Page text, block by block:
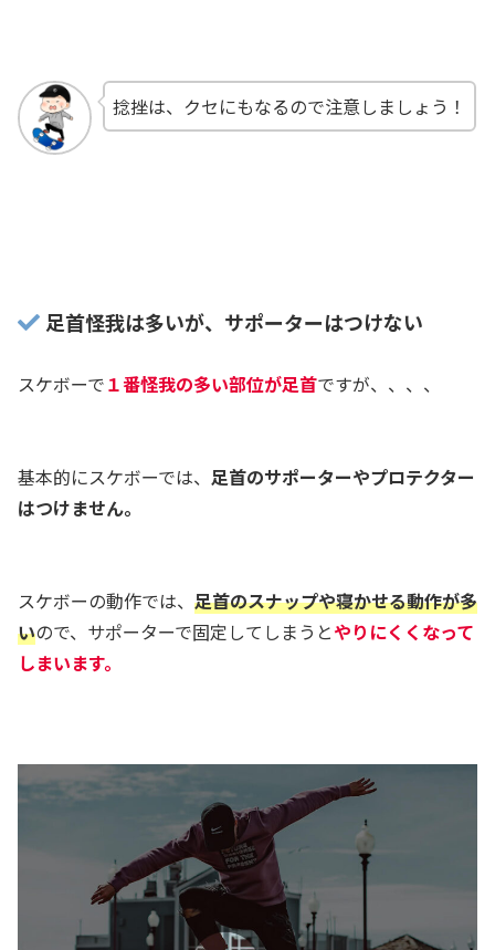
捻挫は、クセにもなるので注意しましょう！
足首怪我は多いが、サポーターはつけない
スケボーで１番怪我の多い部位が足首ですが、、、、
基本的にスケボーでは、 足首のサポーターやプロテクター
はつけません。
スケボーの動作では、 足首のスナップや寝かせる動作が多
いので、サポーターで固定してしまうとやりにくくなって
しまいます。